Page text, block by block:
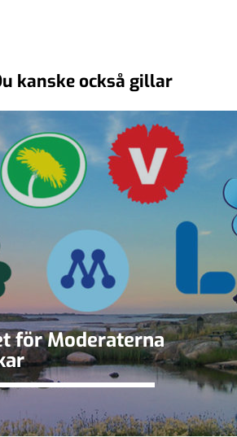
kanske också gillar
för Moderaterna